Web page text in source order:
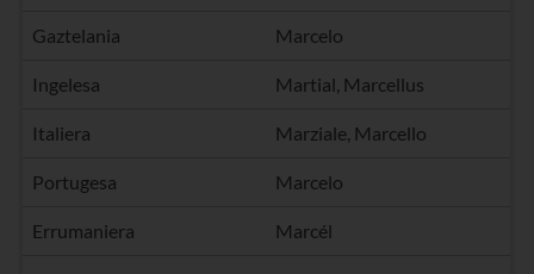
Gaztelania Marcelo
Ingelesa Martial, Marcellus
Italiera Marziale, Marcello
Portugesa Marcelo
Errumaniera Marcél